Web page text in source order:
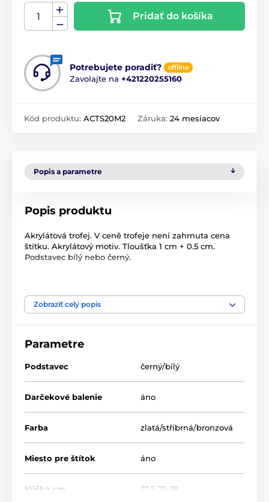
Pridať do košíka
Potrebujete poradiť? offline
Zavolajte na +421220255160
Kód produktu: ACTS20M2 Záruka: 24 mesiacov
Popis a parametre
Popis produktu
Akrylátová trofej. V ceně trofeje není zahrnuta cena
štítku. Akrylátový motiv. Tloušťka 1 cm + 0.5 cm.
Podstavec bílý nebo černý.
Zjazd, slalom Zimné športy
Zobraziť celý popis
Parametre
Podstavec černý/bílý
Darčekové balenie áno
Farba zlatá/stříbrná/bronzová
Miesto pre štítok áno
Výška cm 23.5-25-28